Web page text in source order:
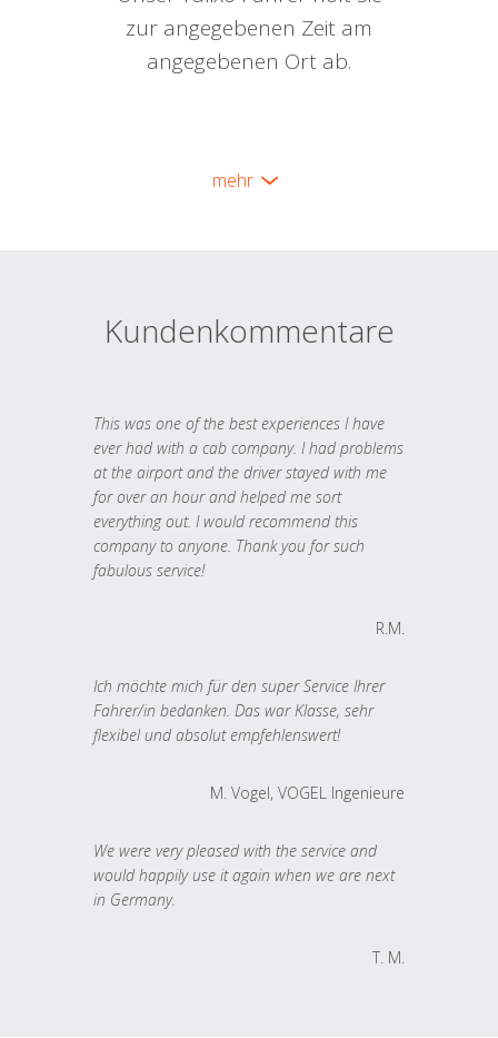
zur angegebenen Zeit am
angegebenen Ort ab.
mehr
Kundenkommentare
This was one of the best experiences I have
ever had with a cab company. I had problems
at the airport and the driver stayed with me
for over an hour and helped me sort
everything out. I would recommend this
company to anyone. Thank you for such
fabulous service!
R.M.
Ich möchte mich für den super Service Ihrer
Fahrer/in bedanken. Das war Klasse, sehr
flexibel und absolut empfehlenswert!
M. Vogel, VOGEL Ingenieure
We were very pleased with the service and
would happily use it again when we are next
in Germany.
T. M.